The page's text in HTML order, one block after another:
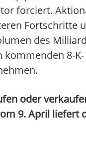
forciert.
Fortschritte
des
kommenden 8-K-
oder
9. April liefert